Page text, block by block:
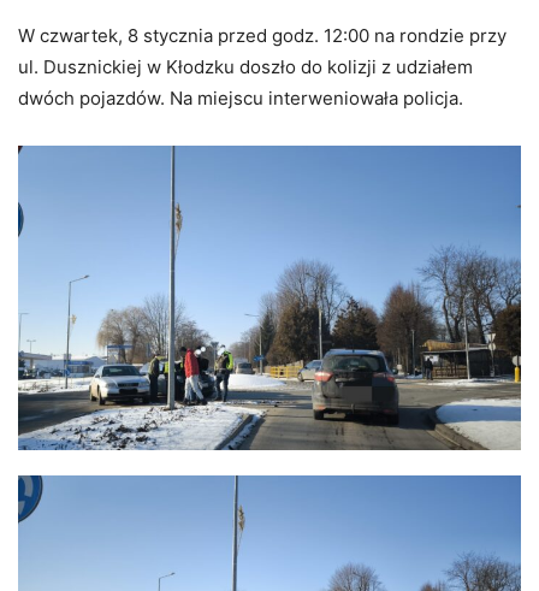
W czwartek, 8 stycznia przed godz. 12:00 na rondzie przy
ul. Dusznickiej w Kłodzku doszło do kolizji z udziałem
dwóch pojazdów. Na miejscu interweniowała policja.